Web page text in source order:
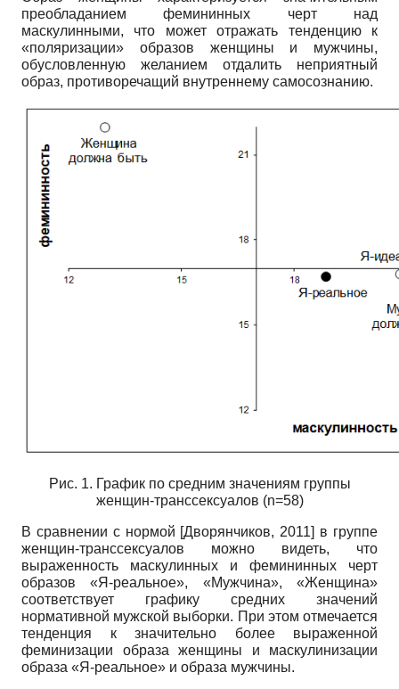
преобладанием фемининных черт над
маскулинными, что может отражать тенденцию к
«поляризации» образов женщины и мужчины,
обусловленную желанием отдалить неприятный
образ, противоречащий внутреннему самосознанию.
Рис. 1. График по средним значениям группы
женщин-транссексуалов (n=58)
В сравнении с нормой [Дворянчиков, 2011] в группе
женщин-транссексуалов можно видеть, что
выраженность маскулинных и фемининных черт
образов «Я-реальное», «Мужчина», «Женщина»
соответствует графику средних значений
нормативной мужской выборки. При этом отмечается
тенденция к значительно более выраженной
феминизации образа женщины и маскулинизации
образа «Я-реальное» и образа мужчины.